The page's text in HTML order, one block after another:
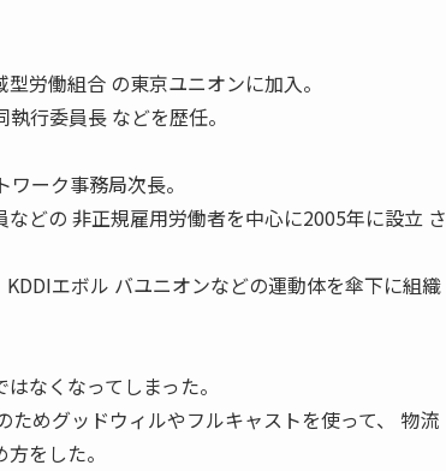
労働組合 の東京ユニオンに加入。
行委員長 などを歴任。
ーク事務局次長。
どの 非正規雇用労働者を中心に2005年に設立 さ
エボル バユニオンなどの運動体を傘下に組織
なくなってしまった。
めグッドウィルやフルキャストを使って、 物流
をした。